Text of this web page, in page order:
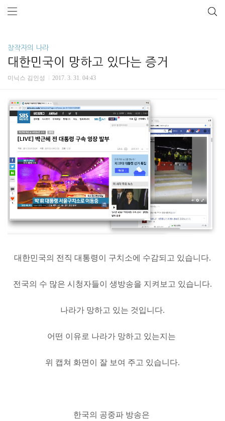
창작자의 나라
대한민국이 망하고 있다는 증거
미닉스 김인성 2017. 3. 31. 04:43
대한민국의 전직 대통령이 구치소에 수감되고 있습니다.
전국의 수 많은 시청자들이 생방송을 지켜보고 있습니다.
나라가 망하고 있는 것입니다.
어떤 이유로 나라가 망하고 있는지는
위 캡쳐 화면이 잘 보여 주고 있습니다.
한국의 공중파 방송은